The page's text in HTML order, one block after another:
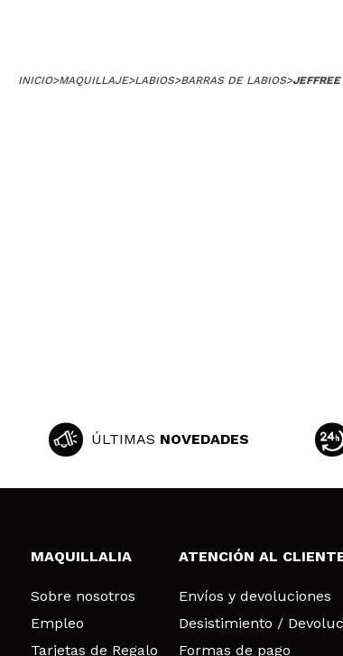
INICIO>MAQUILLAJE>LABIOS>BARRAS DE LABIOS>
ÚLTIMAS NOVEDADES
MAQUILLALIA
Sobre nosotros
Empleo
Tarjetas de Regalo
ATENCIÓN AL
Envíos y devoluciones
Desistimiento /
Formas de pago